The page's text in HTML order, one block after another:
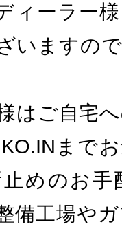
ィーラー
いますの
はご自宅
まで
めのお
備工場や